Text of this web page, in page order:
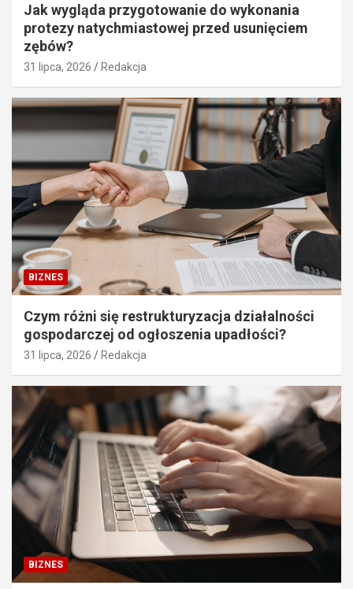
Jak wygląda przygotowanie do wykonania
protezy natychmiastowej przed usunięciem
zębów?
31 lipca, 2026 Redakcja
BIZNES
Czym różni się restrukturyzacja działalności
gospodarczej od ogłoszenia upadłości?
31 lipca, 2026 Redakcja
BIZNES